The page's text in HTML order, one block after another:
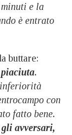
e la
è entrato
buttare:
.
con
fatto bene.
avversari,